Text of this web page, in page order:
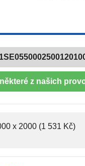
z našich
x 2000 (1 531 Kč)